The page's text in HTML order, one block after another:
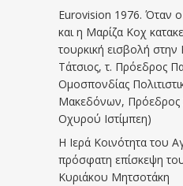
Eurovision 1976. Όταν
και η Μαρίζα Κοχ
τουρκική εισβολή
Τάτσιος, τ. Πρόεδρος
Ομοσπονδίας
Μακεδόνων,
Οχυρού Ιστίμπεη)
Η Ιερά Κοινότητα του
πρόσφατη επίσκεψη
Κυριάκου Μητσοτάκη